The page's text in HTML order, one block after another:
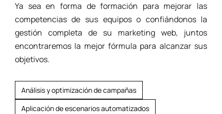
Ya sea en forma de formación para mejorar las
competencias de sus equipos o confiándonos la
gestión completa de su marketing web, juntos
encontraremos la mejor fórmula para alcanzar sus
objetivos.
Análisis y optimización de campañas
Aplicación de escenarios automatizados